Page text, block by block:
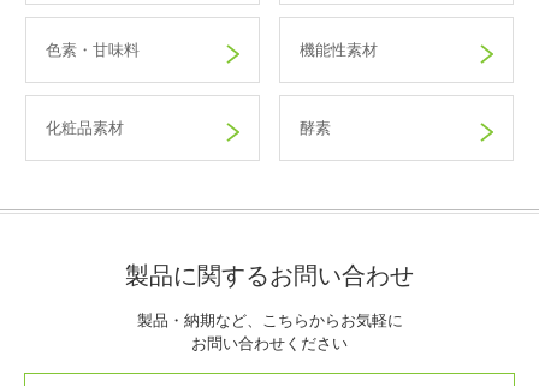
色素・甘味料 機能性素材
化粧品素材 酵素
製品に関するお問い合わせ
製品・納期など、こちらからお気軽に
お問い合わせください